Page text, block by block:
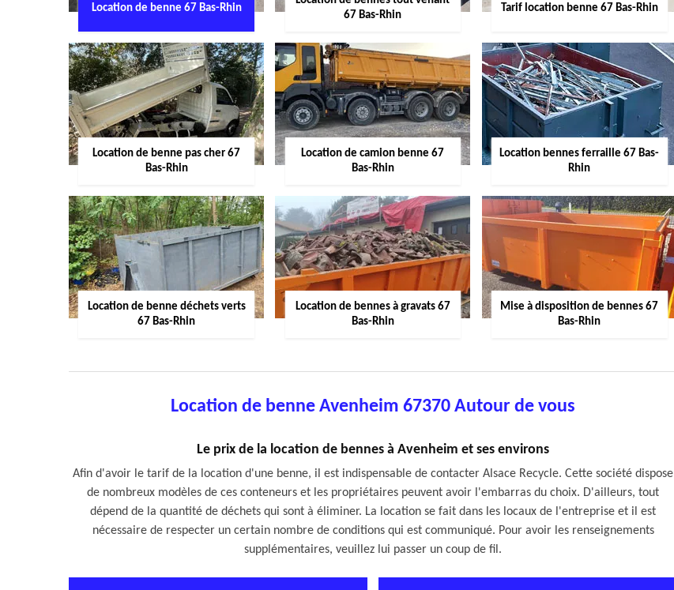
Location de benne 67 Bas-Rhin
67 Bas-Rhin
Tarif location benne 67 Bas-Rhin
Location de benne pas cher 67
Bas-Rhin
Location de camion benne 67
Bas-Rhin
Location bennes ferraille 67 Bas-
Rhin
Location de benne déchets verts
67 Bas-Rhin
Location de bennes à gravats 67
Bas-Rhin
Mise à disposition de bennes 67
Bas-Rhin
Location de benne Avenheim 67370 Autour de vous
Le prix de la location de bennes à Avenheim et ses environs
Afin d'avoir le tarif de la location d'une benne, il est indispensable de contacter Alsace Recycle. Cette société dispose
de nombreux modèles de ces conteneurs et les propriétaires peuvent avoir l'embarras du choix. D'ailleurs, tout
dépend de la quantité de déchets qui sont à éliminer. La location se fait dans les locaux de l'entreprise et il est
nécessaire de respecter un certain nombre de conditions qui est communiqué. Pour avoir les renseignements
supplémentaires, veuillez lui passer un coup de fil.